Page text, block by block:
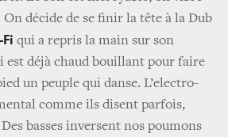
On décide de se finir la tête à la Dub
Fi qui a repris la main sur son
est déjà chaud bouillant pour faire
un peuple qui danse. L’electro-
comme ils disent parfois,
basses inversent nos poumons